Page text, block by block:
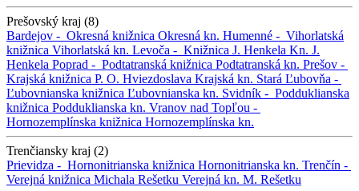
Prešovský kraj (8)
Bardejov - Okresná knižnica Okresná kn. Humenné - Vihorlatská
knižnica Vihorlatská kn. Levoča - Knižnica J. Henkela Kn. J.
Henkela Poprad - Podtatranská knižnica Podtatranská kn. Prešov -
Krajská knižnica P. O. Hviezdoslava Krajská kn. Stará Ľubovňa -
Ľubovnianska knižnica Ľubovnianska kn. Svidník - Podduklianska
knižnica Podduklianska kn. Vranov nad Topľou -
Hornozemplínska knižnica Hornozemplínska kn.
Trenčiansky kraj (2)
Prievidza - Hornonitrianska knižnica Hornonitrianska kn. Trenčín -
Verejná knižnica Michala Rešetku Verejná kn. M. Rešetku